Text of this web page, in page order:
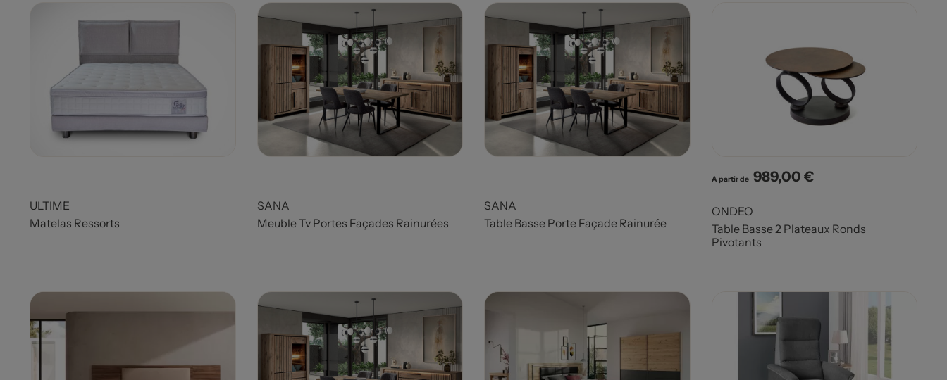
ULTIME
Matelas Ressorts
SANA
Meuble Tv Portes Façades Rainurées
SANA
Table Basse Porte Façade Rainurée
A partir de Prix
989,00 €
ONDEO
Table Basse 2 Plateaux Ronds
Pivotants